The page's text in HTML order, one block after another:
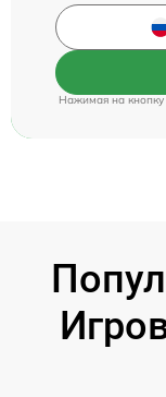
Нажимая на